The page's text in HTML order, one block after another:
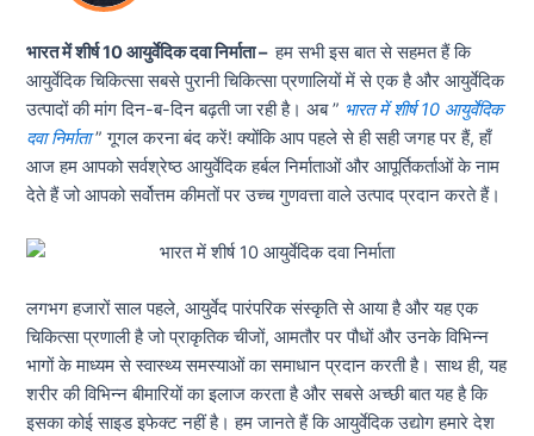
भारत में शीर्ष 10 आयुर्वेदिक दवा निर्माता – हम सभी इस बात से सहमत हैं कि
आयुर्वेदिक चिकित्सा सबसे पुरानी चिकित्सा प्रणालियों में से एक है और आयुर्वेदिक
उत्पादों की मांग दिन-ब-दिन बढ़ती जा रही है। अब ” भारत में शीर्ष 10 आयुर्वेदिक
दवा निर्माता” गूगल करना बंद करें! क्योंकि आप पहले से ही सही जगह पर हैं, हाँ
आज हम आपको सर्वश्रेष्ठ आयुर्वेदिक हर्बल निर्माताओं और आपूर्तिकर्ताओं के नाम
देते हैं जो आपको सर्वोत्तम कीमतों पर उच्च गुणवत्ता वाले उत्पाद प्रदान करते हैं।
लगभग हजारों साल पहले, आयुर्वेद पारंपरिक संस्कृति से आया है और यह एक
चिकित्सा प्रणाली है जो प्राकृतिक चीजों, आमतौर पर पौधों और उनके विभिन्न
भागों के माध्यम से स्वास्थ्य समस्याओं का समाधान प्रदान करती है। साथ ही, यह
शरीर की विभिन्न बीमारियों का इलाज करता है और सबसे अच्छी बात यह है कि
इसका कोई साइड इफेक्ट नहीं है। हम जानते हैं कि आयुर्वेदिक उद्योग हमारे देश